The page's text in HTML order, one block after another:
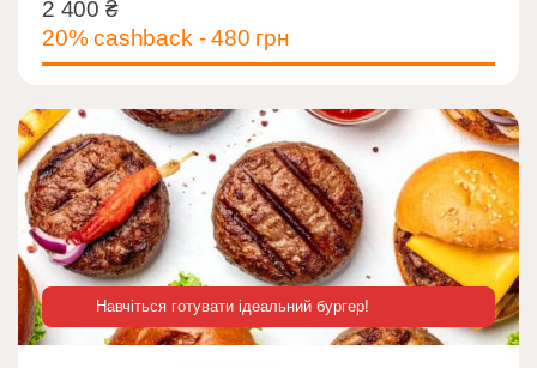
2 400 ₴
20% cashback - 480 грн
2 400 ₴
Навчіться готувати ідеальний бургер!